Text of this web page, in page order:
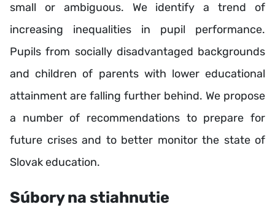
small or ambiguous. We identify a trend of
increasing inequalities in pupil performance.
Pupils from socially disadvantaged backgrounds
and children of parents with lower educational
attainment are falling further behind. We propose
a number of recommendations to prepare for
future crises and to better monitor the state of
Slovak education.
Súbory na stiahnutie